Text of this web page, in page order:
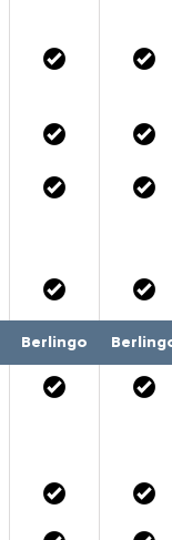
Berlingo